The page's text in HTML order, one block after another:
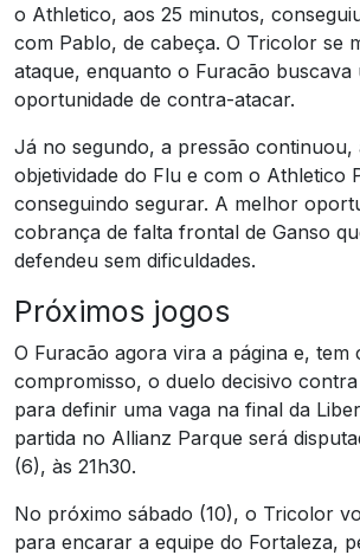
o Athletico, aos 25 minutos,
com Pablo, de cabeça. O Tricolor se
ataque, enquanto o Furacão buscava
oportunidade de contra-atacar.
Já no segundo, a pressão continuou,
objetividade do Flu e com o Athletico
conseguindo segurar. A melhor
cobrança de falta frontal de Ganso
defendeu sem dificuldades.
Próximos jogos
O Furacão agora vira a página e, tem
compromisso, o duelo decisivo
para definir uma vaga na final da
partida no Allianz Parque será
(6), às 21h30.
No próximo sábado (10), o Tricolor
para encarar a equipe do Fortaleza,